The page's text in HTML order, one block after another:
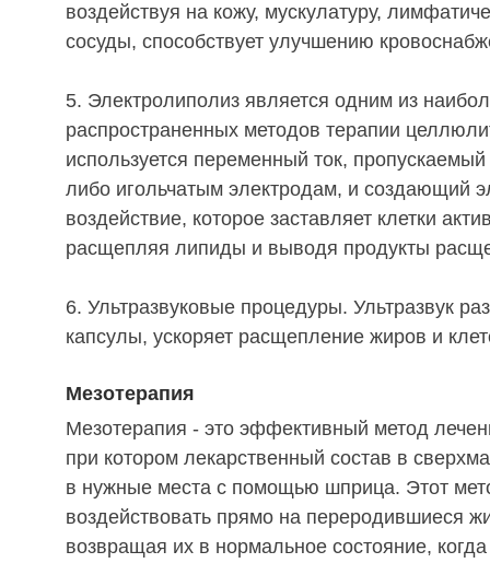
воздействуя на кожу, мускулатуру,
сосуды, способствует улучшению
5. Электролиполиз является одним из
распространенных методов терапии
используется переменный ток,
либо игольчатым электродам, и создающий
воздействие, которое заставляет клетки
расщепляя липиды и выводя продукты
6. Ультразвуковые процедуры. Ультразвук
капсулы, ускоряет расщепление жиров и
Мезотерапия
Мезотерапия - это эффективный метод
при котором лекарственный состав в
в нужные места с помощью шприца. Этот
воздействовать прямо на переродившиеся
возвращая их в нормальное состояние,